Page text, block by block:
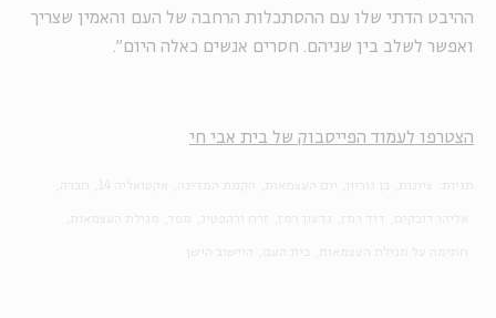
ההיבט הדתי שלו עם ההסתכלות הרחבה של העם והאמין שצריך
ואפשר לשלב בין שניהם. חסרים אנשים כאלה היום".
הצטרפו לעמוד הפייסבוק של בית אבי חי